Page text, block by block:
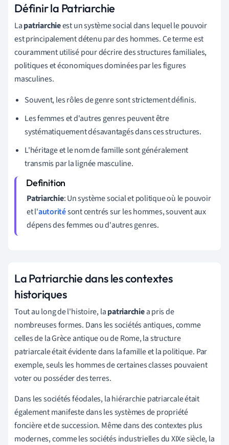
Définir la Patriarchie
Lapatriarchieest un système social dans lequel le pouvoir
est principalement détenu par des hommes. Ce terme est
couramment utilisé pour décrire des structures familiales,
politiques et économiques dominées par les figures
masculines.
Souvent, les rôles de genre sont strictement définis.
Les femmes et d'autres genres peuvent être
systématiquement désavantagés dans ces structures.
L'héritage et le nom de famille sont généralement
transmis par la lignée masculine.
Patriarchie: Un système social et politique où le pouvoir
et l'autoritésont centrés sur les hommes, souvent aux
dépens des femmes ou d'autres genres.
La Patriarchie dans les contextes
historiques
Tout au long de l'histoire, lapatriarchiea pris de
nombreuses formes. Dans les sociétés antiques, comme
celles de la Grèce antique ou de Rome, la structure
patriarcale était évidente dans la famille et la politique. Par
exemple, seuls les hommes de certaines classes pouvaient
voter ou posséder des terres.
Dans les sociétés féodales, la hiérarchie patriarcale était
également manifeste dans les systèmes de propriété
foncière et de succession. Même dans des contextes plus
modernes, comme les sociétés industrielles du XIXe siècle, la